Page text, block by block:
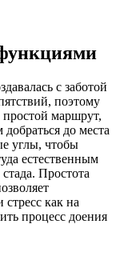
с заботой
поэтому
маршрут,
до места
углы, чтобы
естественным
Простота
как на
процесс доения